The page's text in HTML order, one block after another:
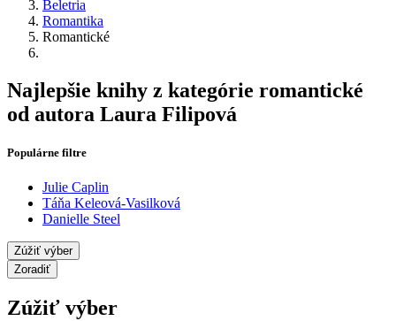
Beletria
Romantika
Romantické
Najlepšie knihy z kategórie romantické
od autora Laura Filipová
Populárne filtre
Julie Caplin
Táňa Keleová-Vasilková
Danielle Steel
Zúžiť výber
Zoradiť
Zúžiť výber